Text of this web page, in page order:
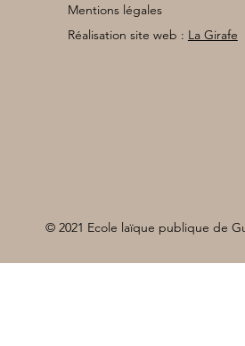
© 2021 Ecole laïque publique de
Mentions légales
Réalisation site web : La Girafe